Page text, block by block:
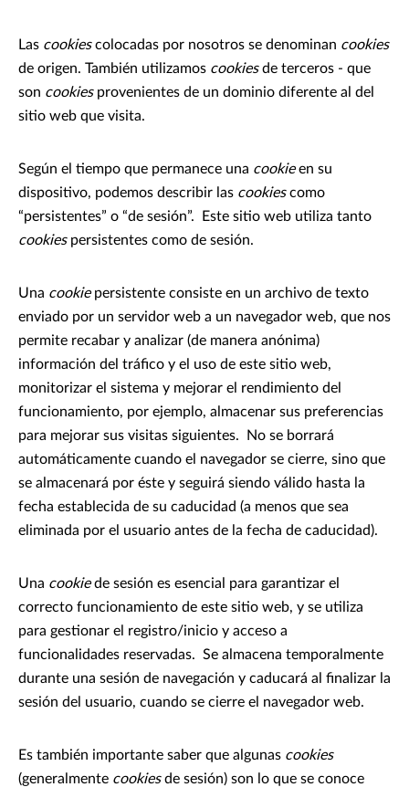
Las cookiescolocadas por nosotros se denominan cookies
de origen. También utilizamos cookiesde terceros - que
son cookiesprovenientes de un dominio diferente al del
sitio web que visita.
Según el tiempo que permanece una cookieen su
dispositivo, podemos describir las cookiescomo
“persistentes” o “de sesión”. Este sitio web utiliza tanto
cookiespersistentes como de sesión.
Una cookiepersistente consiste en un archivo de texto
enviado por un servidor web a un navegador web, que nos
permite recabar y analizar (de manera anónima)
información del tráfico y el uso de este sitio web,
monitorizar el sistema y mejorar el rendimiento del
funcionamiento, por ejemplo, almacenar sus preferencias
para mejorar sus visitas siguientes. No se borrará
automáticamente cuando el navegador se cierre, sino que
se almacenará por éste y seguirá siendo válido hasta la
fecha establecida de su caducidad (a menos que sea
eliminada por el usuario antes de la fecha de caducidad).
Una cookiede sesión es esencial para garantizar el
correcto funcionamiento de este sitio web, y se utiliza
para gestionar el registro/inicio y acceso a
funcionalidades reservadas. Se almacena temporalmente
durante una sesión de navegación y caducará al finalizar la
sesión del usuario, cuando se cierre el navegador web.
Es también importante saber que algunas cookies
(generalmente cookiesde sesión) son lo que se conoce